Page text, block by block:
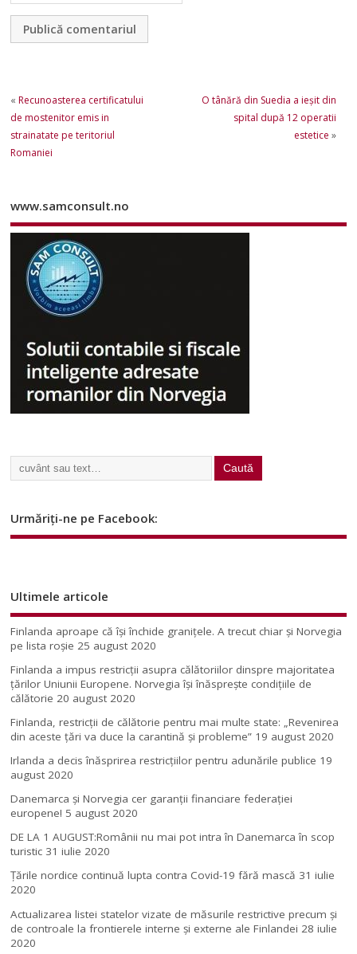
«Recunoasterea certificatului
de mostenitor emis in
strainatate pe teritoriul
Romaniei
O tânără din Suedia a ieşit din
spital după 12 operatii
estetice »
www.samconsult.no
Urmăriți-ne pe Facebook:
Ultimele articole
Finlanda aproape că își închide granițele. A trecut chiar și Norvegia
pe lista roșie 25 august 2020
Finlanda a impus restricţii asupra călătoriilor dinspre majoritatea
ţărilor Uniunii Europene. Norvegia își înăsprește condițiile de
călătorie 20 august 2020
Finlanda, restricţii de călătorie pentru mai multe state: „Revenirea
din aceste ţări va duce la carantină şi probleme” 19 august 2020
Irlanda a decis înăsprirea restricțiilor pentru adunările publice 19
august 2020
Danemarca și Norvegia cer garanții financiare federației
europene! 5 august 2020
DE LA 1 AUGUST:Românii nu mai pot intra în Danemarca în scop
turistic 31 iulie 2020
Țările nordice continuă lupta contra Covid-19 fără mască 31 iulie
2020
Actualizarea listei statelor vizate de măsurile restrictive precum și
de controale la frontierele interne și externe ale Finlandei 28 iulie
2020